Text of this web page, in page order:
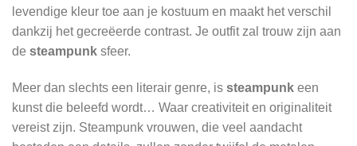
levendige kleur toe aan je kostuum en maakt het verschil
dankzij het gecreëerde contrast. Je outfit zal trouw zijn aan
de steampunk sfeer.
Meer dan slechts een literair genre, is steampunk een
kunst die beleefd wordt… Waar creativiteit en originaliteit
vereist zijn. Steampunk vrouwen, die veel aandacht